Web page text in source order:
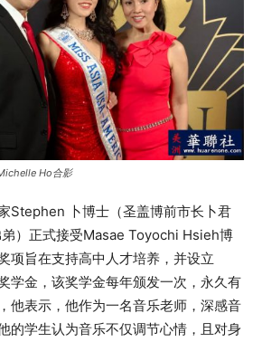
Ho合影
Stephen 卜博士（圣盖博前市长卜君
）正式接受Masae Toyochi Hsieh博
项旨在支持高中人才培养，并设立
学金，该奖学金每年颁发一次，永久有
他表示，他作为一名音乐老师，深感音
的学生认为音乐不仅调节心情，且对身